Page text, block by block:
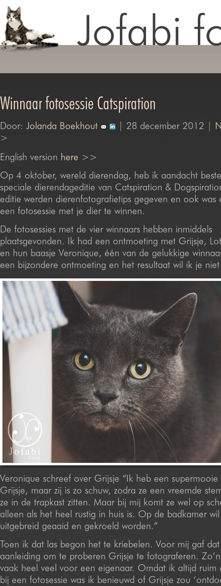
Winnaar fotosessie Catspiration
Door: Jolanda Boekhout | 28 december 2012 |
>
English version here >>
Op 4 oktober, wereld dierendag, heb ik aandacht
speciale dierendageditie van Catspiration &
editie werden dierenfotografietips gegeven en ook was
een fotosessie met je dier te winnen.
De fotosessies met de vier winnaars hebben inmiddels
plaatsgevonden. Ik had een ontmoeting met Grijsje,
en hun baasje Veronique, één van de gelukkige
een bijzondere ontmoeting en het resultaat wil ik je
Veronique schreef over Grijsje “Ik heb een supermooie
Grijsje, maar zij is zo schuw, zodra ze een vreemde
ze in de trapkast zitten. Maar bij mij komt ze wel op
alleen als het heel rustig in huis is. Op de badkamer
uitgebreid geaaid en gekroeld worden.”
Toen ik dat las begon het te kriebelen. Voor mij gaf dat
aanleiding om te proberen Grijsje te fotograferen.
vaak heel veel voor een eigenaar. Omdat ik altijd ruim
bij een fotosessie was ik benieuwd of Grijsje zou